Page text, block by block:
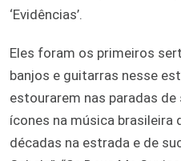
‘Evidências’.
Eles foram os primeiros
banjos e guitarras nesse
estourarem nas paradas
ícones na música brasileira
décadas na estrada e de